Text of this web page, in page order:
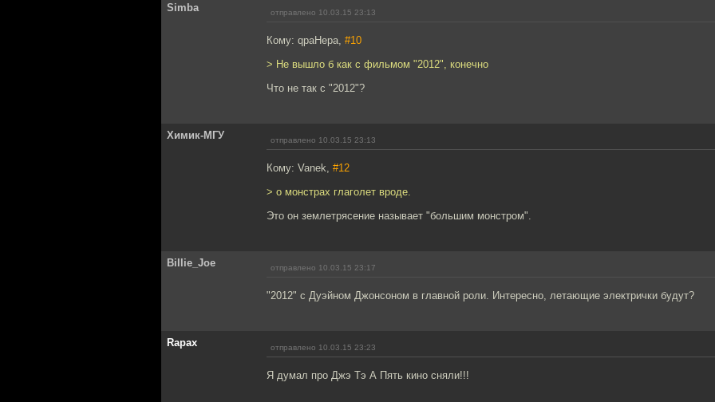
Simba отправлено 10.03.15 23:13
Кому: qpaHepa, #10
> Не вышло б как с фильмом "2012", конечно
Что не так с "2012"?
Химик-МГУ отправлено 10.03.15 23:13
Кому: Vanek, #12
> о монстрах глаголет вроде.
Это он землетрясение называет "большим монстром".
Billie_Joe отправлено 10.03.15 23:17
"2012" с Дуэйном Джонсоном в главной роли. Интересно, летающие электрички будут?
Rapax отправлено 10.03.15 23:23
Я думал про Джэ Тэ А Пять кино сняли!!!